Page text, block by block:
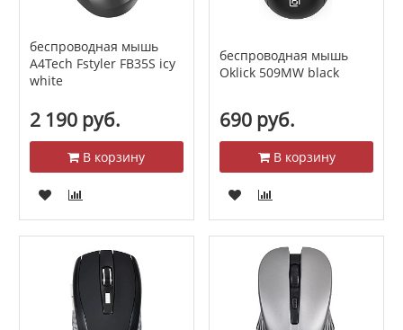
беспроводная мышь
A4Tech Fstyler FB35S icy
white
2 190 руб.
В корзину
беспроводная мышь
Oklick 509MW black
690 руб.
В корзину